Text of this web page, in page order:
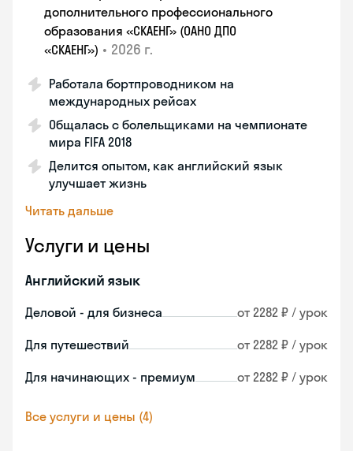
дополнительного профессионального
образования «СКАЕНГ» (ОАНО ДПО
«СКАЕНГ») • 2026 г.
Работала бортпроводником на
международных рейсах
Общалась с болельщиками на чемпионате
мира FIFA 2018
Делится опытом, как английский язык
улучшает жизнь
Читать дальше
Услуги и цены
Английский язык
Деловой - для бизнеса от 2282 ₽ / урок
Для путешествий от 2282 ₽ / урок
Для начинающих - премиум от 2282 ₽ / урок
Все услуги и цены (4)